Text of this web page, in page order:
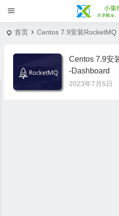
首页 Centos 7.9安装RocketMQ
Centos 7.9安
-Dashboard
2023年7月5日